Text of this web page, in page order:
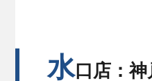
水口店：